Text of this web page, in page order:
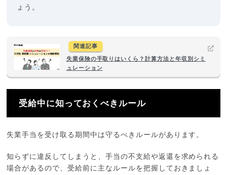
ょう。
関連記事
失業保険の手取りはいくら？計算方法と年収別シミ
ュレーション
受給中に知っておくべきルール
失業手当を受け取る期間中は守るべきルールがあります。
知らずに違反してしまうと、手当の不支給や返還を求められる
場合があるので、受給前に主なルールを把握しておきましょ